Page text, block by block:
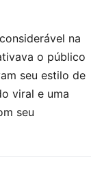
na
o público
seu estilo de
viral e uma
seu